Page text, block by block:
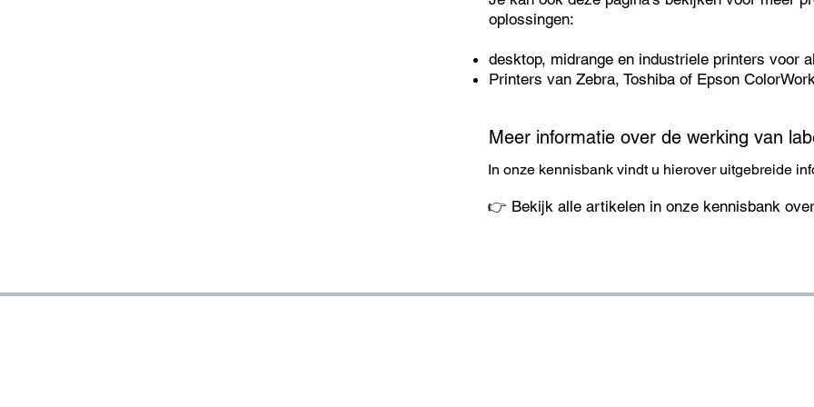
oplossingen:
desktop, midrange en industriele printers voor
Printers van Zebra, Toshiba of Epson
Meer informatie over de werking van
In onze kennisbank vindt u hierover uitgebreide
👉 Bekijk alle artikelen in onze kennisbank